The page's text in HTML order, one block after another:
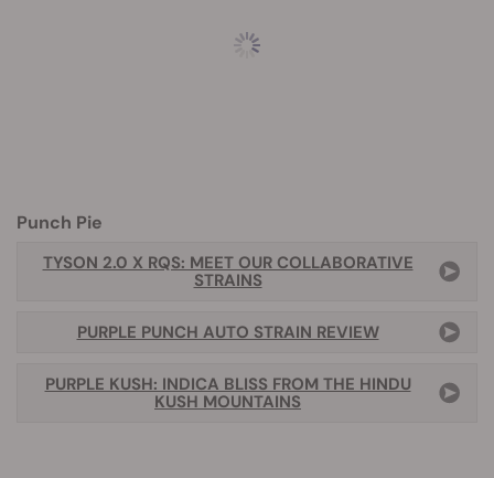
Punch Pie
TYSON 2.0 X RQS: MEET OUR COLLABORATIVE
STRAINS
PURPLE PUNCH AUTO STRAIN REVIEW
PURPLE KUSH: INDICA BLISS FROM THE HINDU
KUSH MOUNTAINS